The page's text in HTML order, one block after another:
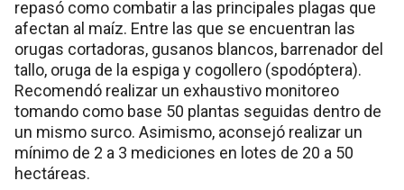
repasó como combatir a las principales plagas que
afectan al maíz. Entre las que se encuentran las
orugas cortadoras, gusanos blancos, barrenador del
tallo, oruga de la espiga y cogollero (spodóptera).
Recomendó realizar un exhaustivo monitoreo
tomando como base 50 plantas seguidas dentro de
un mismo surco. Asimismo, aconsejó realizar un
mínimo de 2 a 3 mediciones en lotes de 20 a 50
hectáreas.